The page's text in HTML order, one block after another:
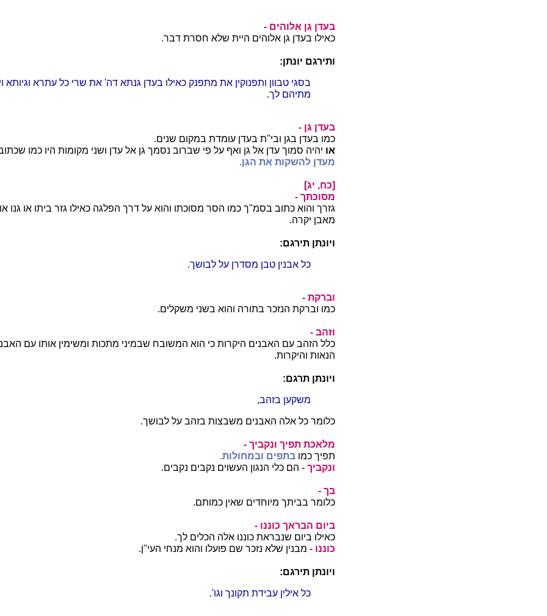
בעדן גן אלוהים -
כאילו בעדן גן אלוהים היית שלא חסרת דבר.
ותירגם יונתן:
בסגי טבוון ותפנוקין את מתפנק כאילו בעדן גנתא דה' את שרי כל עתרא וגיותא
מתיהם לך.
בעדן גן -
כמו בעדן בגן ובי"ת בעדן עומדת במקום שנים.
או יהיה סמוך עדן אל גן ואף על פי שברוב נסמך גן אל עדן ושני מקומות היו כמו
מעדן להשקות את הגן.
[כח, יג]
מסוכתך -
גזרך והוא כתוב בסמ"ך כמו הסר מסוכתו והוא על דרך הפלגה כאילו גזר ביתו או גנו
מאבן יקרה.
ויונתן תירגם:
כל אבנין טבן מסדרן על לבושך.
וברקת -
כמו וברקת הנזכר בתורה והוא בשני משקלים.
וזהב -
כלל הזהב עם האבנים היקרות כי הוא המשובח שבמיני מתכות ומשימין אותו עם
הנאות והיקרות.
ויונתן תרגם:
משקען בזהב,
כלומר כל אלה האבנים משבצות בזהב על לבושך.
מלאכת תפיך ונקביך -
תפיך כמו בתפים ובמחולות.
ונקביך - הם כלי הנגון העשוים נקבים נקבים.
בך -
כלומר בביתך מיוחדים שאין כמותם.
ביום הבראך כוננו -
כאילו ביום שנבראת כוננו אלה הכלים לך.
כוננו - מבנין שלא נזכר שם פועלו והוא מנחי העי"ן.
ויונתן תירגם:
כל אילין עבידת תקונך וגו'.